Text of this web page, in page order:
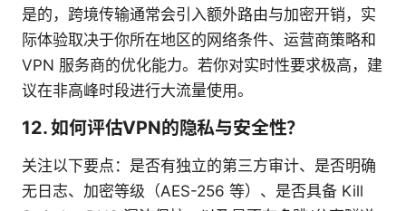
是的，跨境传输通常会引入额外路由与加密开销，实
际体验取决于你所在地区的网络条件、运营商策略和
VPN 服务商的优化能力。若你对实时性要求极高，建
议在非高峰时段进行大流量使用。
12. 如何评估VPN的隐私与安全性？
关注以下要点：是否有独立的第三方审计、是否明确
无日志、加密等级（AES-256 等）、是否具备 Kill